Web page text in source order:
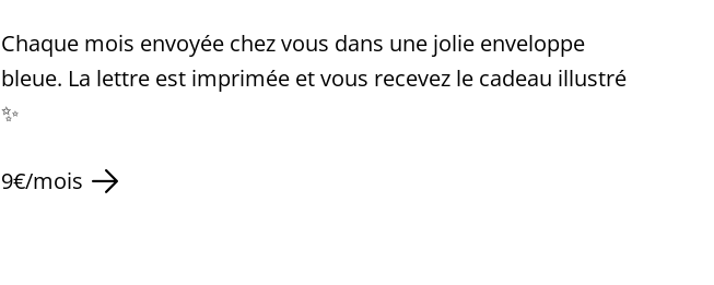
Chaque mois envoyée chez vous dans une jolie enveloppe
bleue. La lettre est imprimée et vous recevez le cadeau illustré
✨
9€/mois